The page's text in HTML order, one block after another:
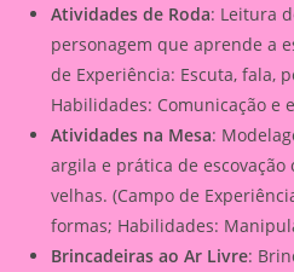
Atividades de Roda: Leitura
personagem que aprende a
de Experiência: Escuta, fala,
Habilidades: Comunicação e
Atividades na Mesa:
argila e prática de escovação
velhas. (Campo de
formas; Habilidades:
Brincadeiras ao Ar Livre: